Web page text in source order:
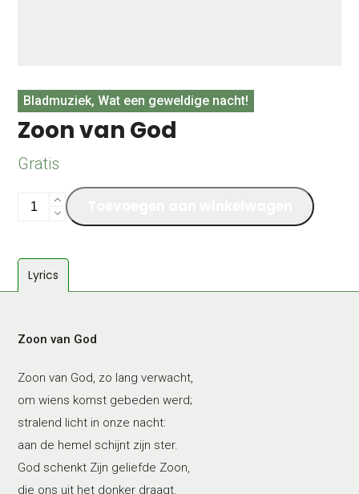
Bladmuziek, Wat een geweldige nacht!
Zoon van God
Gratis
Zoon
aantal
Lyrics
Zoon van God
Zoon van God, zo lang verwacht,
om wiens komst gebeden werd;
stralend licht in onze nacht:
aan de hemel schijnt zijn ster.
God schenkt Zijn geliefde Zoon,
die ons uit het donker draagt.